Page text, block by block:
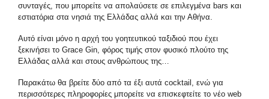
συνταγές, που μπορείτε να απολαύσετε σε επιλεγμένα bars και
εστιατόρια στα νησιά της Ελλάδας αλλά και την Αθήνα.
Αυτό είναι μόνο η αρχή του γοητευτικού ταξιδιού που έχει
ξεκινήσει το Grace Gin, φόρος τιμής στον φυσικό πλούτο της
Ελλάδας αλλά και στους ανθρώπους της…
Παρακάτω θα βρείτε δύο από τα έξι αυτά cocktail, ενώ για
περισσότερες πληροφορίες μπορείτε να επισκεφτείτε το νέο web